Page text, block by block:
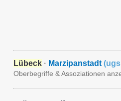
Lübeck · Marzipanstadt (
Oberbegriffe & Assoziationen